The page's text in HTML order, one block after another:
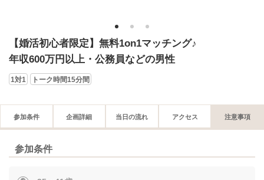
1 2 3
【婚活初心者限定】無料1on1マッチング♪
年収600万円以上・公務員などの男性
1対1 トーク時間15分間
参加条件 企画詳細 当日の流れ アクセス 注意事項
参加条件